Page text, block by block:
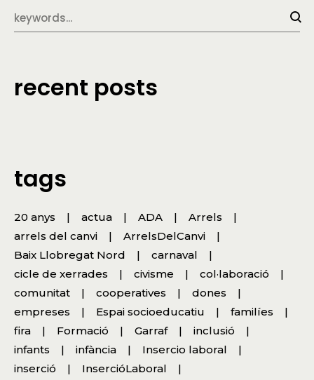
recent posts
tags
20 anys actua ADA
Arrels
arrels del canvi
ArrelsDelCanvi
Baix Llobregat Nord
carnaval
cicle de xerrades
civisme
col·laboració
comunitat
cooperatives
dones
empreses
Espai socioeducatiu
familíes
fira
Formació Garraf
inclusió
infants
infància
Insercio laboral
inserció
InsercióLaboral